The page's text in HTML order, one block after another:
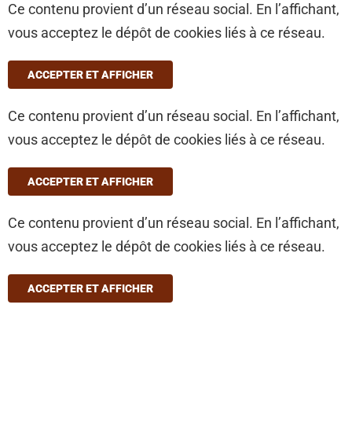
Ce contenu provient d’un réseau social. En l’affichant,
vous acceptez le dépôt de cookies liés à ce réseau.
ACCEPTER ET AFFICHER
Ce contenu provient d’un réseau social. En l’affichant,
vous acceptez le dépôt de cookies liés à ce réseau.
ACCEPTER ET AFFICHER
Ce contenu provient d’un réseau social. En l’affichant,
vous acceptez le dépôt de cookies liés à ce réseau.
ACCEPTER ET AFFICHER